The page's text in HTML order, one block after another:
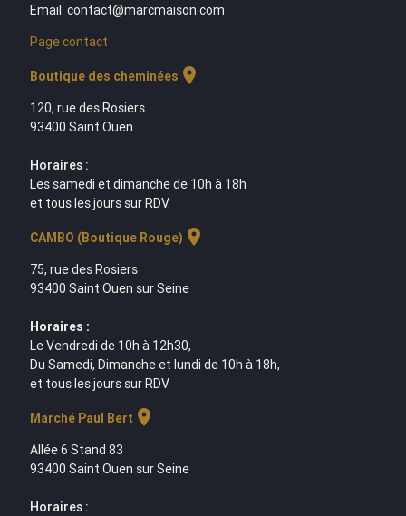
Email: contact@marcmaison.com
Page contact
Boutique des cheminées location_on
120, rue des Rosiers
93400 Saint Ouen
Horaires :
Les samedi et dimanche de 10h à 18h
et tous les jours sur RDV.
CAMBO (Boutique Rouge) location_on
75, rue des Rosiers
93400 Saint Ouen sur Seine
Horaires :
Le Vendredi de 10h à 12h30,
Du Samedi, Dimanche et lundi de 10h à 18h,
et tous les jours sur RDV.
Marché Paul Bert location_on
Allée 6 Stand 83
93400 Saint Ouen sur Seine
Horaires :